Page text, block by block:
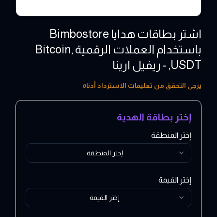
اشتر بطاقات هدايا Bimbostore
باستخدام العملات الرقمية ,Bitcoin
,USDT - ريفيل ارينا
10 - 100 EUR
يرجى التحقق من تعليمات الاسترداد أدناه
إختر بطاقة الهدية
إختر المنطقة
إختر المنطقة
إختر القيمة
إختر القيمة